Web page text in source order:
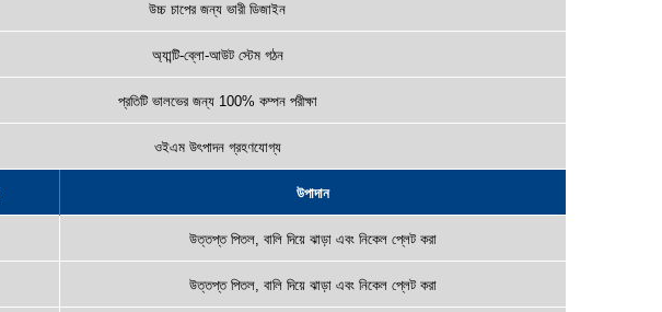
উচ্চ চাপের জন্য ভারী ডিজাইন
অ্যান্টি-ব্লো-আউট স্টেম গঠন
প্রতিটি ভালভের জন্য 100% কম্পন পরীক্ষা
ওইএম উৎপাদন গ্রহণযোগ্য
উপাদান
উত্তপ্ত পিতল, বালি দিয়ে ঝাড়া এবং নিকেল প্লেট করা
উত্তপ্ত পিতল, বালি দিয়ে ঝাড়া এবং নিকেল প্লেট করা